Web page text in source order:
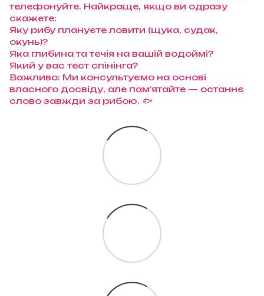
телефонуйте. Найкраще, якщо ви одразу
скажете:
Яку рибу плануєте ловити (щука, судак,
окунь)?
Яка глибина та течія на вашій водоймі?
Який у вас тест спінінга?
Важливо: Ми консультуємо на основі
власного досвіду, але пам’ятайте — останнє
слово завжди за рибою. 🐟